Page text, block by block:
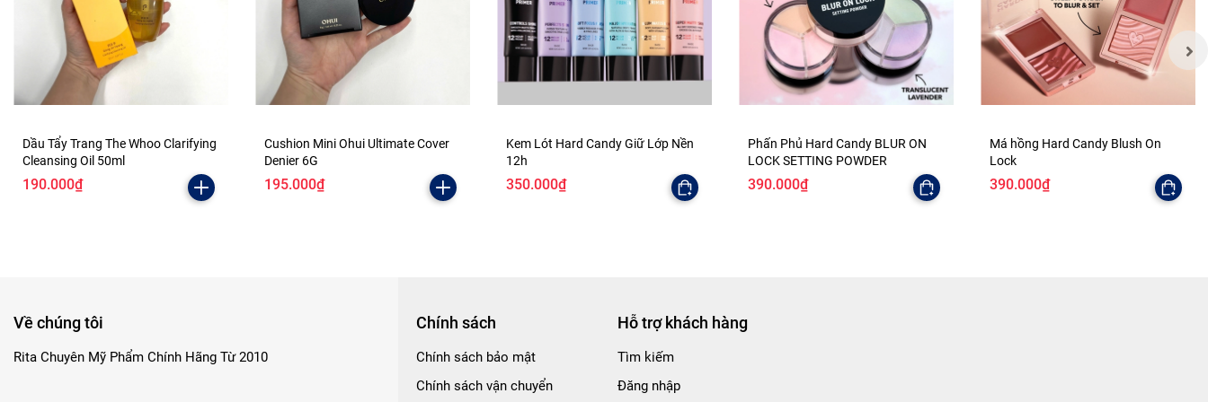
Dầu Tẩy Trang The Whoo Clarifying
Cleansing Oil 50ml
190.000₫
Cushion Mini Ohui Ultimate Cover
Denier 6G
195.000₫
Kem Lót Hard Candy Giữ Lớp Nền
12h
350.000₫
Phấn Phủ Hard Candy BLUR ON
LOCK SETTING POWDER
390.000₫
Má hồng Hard Candy Blush On
Lock
390.000₫
Về chúng tôi
Rita Chuyên Mỹ Phẩm Chính Hãng Từ 2010
Chính sách
Chính sách bảo mật
Chính sách vận chuyển
Hỗ trợ khách hàng
Tìm kiếm
Đăng nhập